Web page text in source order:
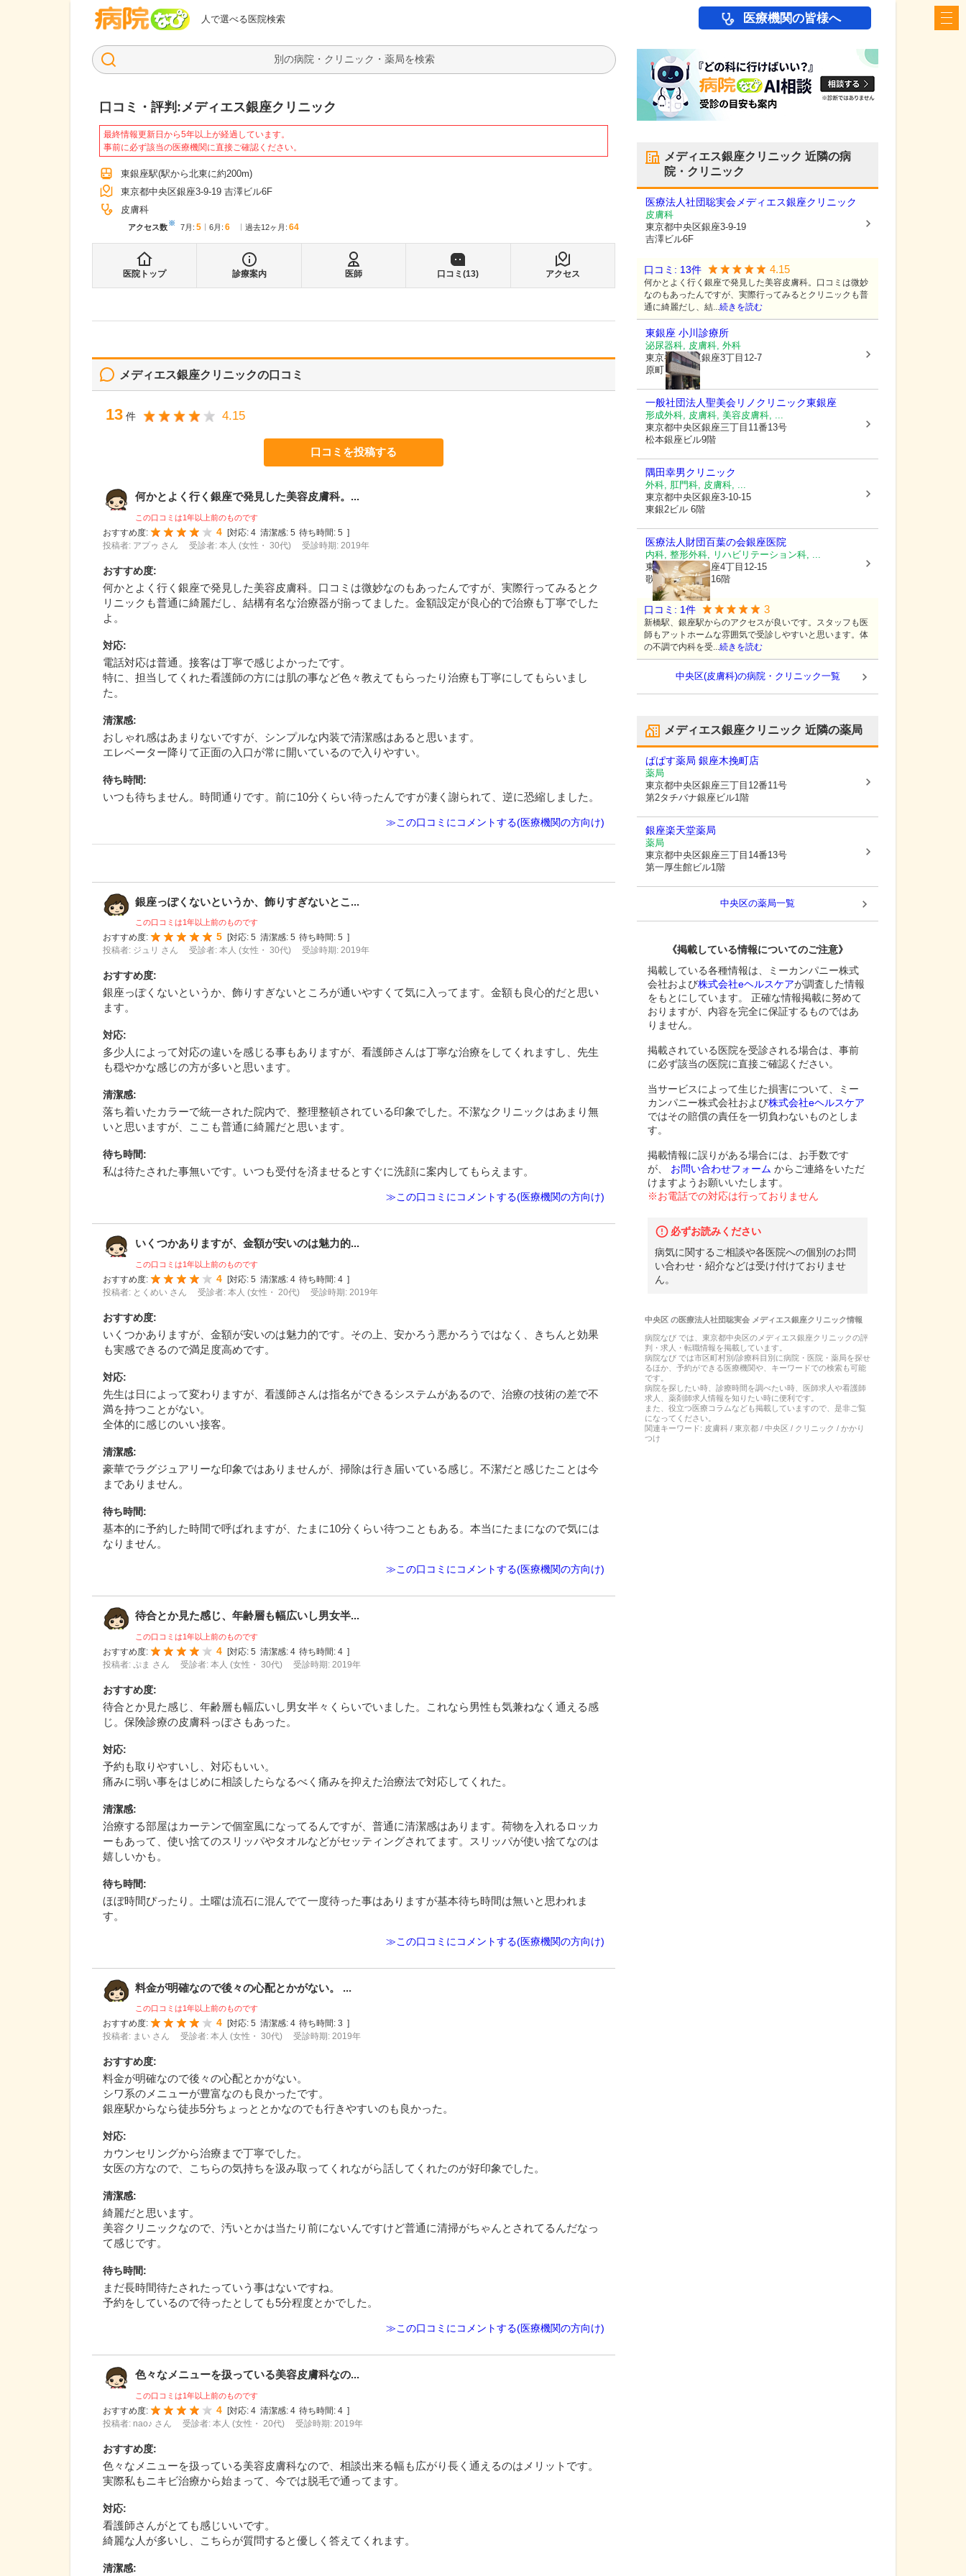
人で選べる医院検索
病院なび 医療機関の皆様へ
検索
口コミ・評判:メディエス銀座クリニック
最終情報更新日から5年以上が経過しています。
事前に必ず該当の医療機関に直接ご確認ください。
東銀座駅(駅から北東に約200m)
東京都中央区銀座3-9-19 吉澤ビル6F
皮膚科
アクセス数※ 7月 : 5 6月 : 6 過去12ヶ月: 64
医院トップ 診療案内 医師 口コミ(13) アクセス
メディエス銀座クリニックの口コミ
13 件 4.15
口コミを投稿する
何かとよく行く銀座で発見した美容皮膚科。...
この口コミは1年以上前のものです
おすすめ度:
4 [対応: 4 清潔感: 5 待ち時間: 5 ]
投稿者: アプゥ さん
受診者: 本人 (女性・ 30代) 受診時期: 2019年
おすすめ度:
何かとよく行く銀座で発見した美容皮膚科。口コミは微妙なのもあったんですが、実際行ってみるとク
リニックも普通に綺麗だし、結構有名な治療器が揃ってました。金額設定が良心的で治療も丁寧でした
よ。
対応:
電話対応は普通。接客は丁寧で感じよかったです。
特に、担当してくれた看護師の方には肌の事など色々教えてもらったり治療も丁寧にしてもらいまし
た。
清潔感:
おしゃれ感はあまりないですが、シンプルな内装で清潔感はあると思います。
エレベーター降りて正面の入口が常に開いているので入りやすい。
待ち時間:
いつも待ちません。時間通りです。前に10分くらい待ったんですが凄く謝られて、逆に恐縮しました。
≫この口コミにコメントする(医療機関の方向け)
銀座っぽくないというか、飾りすぎないとこ...
この口コミは1年以上前のものです
おすすめ度:
5 対応: 5 清潔感: 5 待ち時間: 5
投稿者: ジュリ さん
受診者: 本人 (女性・ 30代) 受診時期: 2019年
おすすめ度:
銀座っぽくないというか、飾りすぎないところが通いやすくて気に入ってます。金額も良心的だと思い
ます。
対応:
多少人によって対応の違いを感じる事もありますが、看護師さんは丁寧な治療をしてくれますし、先生
も穏やかな感じの方が多いと思います。
清潔感:
落ち着いたカラーで統一された院内で、整理整頓されている印象でした。不潔なクリニックはあまり無
いと思いますが、ここも普通に綺麗だと思います。
待ち時間:
私は待たされた事無いです。いつも受付を済ませるとすぐに洗顔に案内してもらえます。
≫この口コミにコメントする(医療機関の方向け)
いくつかありますが、金額が安いのは魅力的...
この口コミは1年以上前のものです
おすすめ度:
4 [対応: 5 清潔感: 4 待ち時間: 4 ]
投稿者: とくめい さん
受診者: 本人 (女性・ 20代) 受診時期: 2019年
おすすめ度:
いくつかありますが、金額が安いのは魅力的です。その上、安かろう悪かろうではなく、きちんと効果
も実感できるので満足度高めです。
対応:
先生は日によって変わりますが、看護師さんは指名ができるシステムがあるので、治療の技術の差で不
満を持つことがない。
全体的に感じのいい接客。
清潔感:
豪華でラグジュアリーな印象ではありませんが、掃除は行き届いている感じ。不潔だと感じたことは今
までありません。
待ち時間:
基本的に予約した時間で呼ばれますが、たまに10分くらい待つこともある。本当にたまになので気には
なりません。
≫この口コミにコメントする(医療機関の方向け)
待合とか見た感じ、年齢層も幅広いし男女半...
この口コミは1年以上前のものです
おすすめ度:
4 [対応: 5 清潔感: 4 待ち時間: 4 ]
投稿者: ぷま さん
受診者: 本人 (女性・ 30代) 受診時期: 2019年
おすすめ度:
待合とか見た感じ、年齢層も幅広いし男女半々くらいでいました。これなら男性も気兼ねなく通える感
じ。保険診療の皮膚科っぽさもあった。
対応:
予約も取りやすいし、対応もいい。
痛みに弱い事をはじめに相談したらなるべく痛みを抑えた治療法で対応してくれた。
清潔感:
治療する部屋はカーテンで個室風になってるんですが、普通に清潔感はあります。荷物を入れるロッカ
ーもあって、使い捨てのスリッパやタオルなどがセッティングされてます。スリッパが使い捨てなのは
嬉しいかも。
待ち時間:
ほぼ時間ぴったり。土曜は流石に混んでて一度待った事はありますが基本待ち時間は無いと思われま
す。
≫この口コミにコメントする(医療機関の方向け)
料金が明確なので後々の心配とかがない。 ...
この口コミは1年以上前のものです
おすすめ度:
4 対応: 5 清潔感: 4 待ち時間: 3
投稿者: まい さん
受診者: 本人 (女性・ 30代) 受診時期: 2019年
おすすめ度:
料金が明確なので後々の心配とかがない。
シワ系のメニューが豊富なのも良かったです。
銀座駅からなら徒歩5分ちょっととかなのでも行きやすいのも良かった。
対応:
カウンセリングから治療まで丁寧でした。
女医の方なので、こちらの気持ちを汲み取ってくれながら話してくれたのが好印象でした。
清潔感:
綺麗だと思います。
美容クリニックなので、汚いとかは当たり前にないんですけど普通に清掃がちゃんとされてるんだなっ
て感じです。
待ち時間:
まだ長時間待たされたっていう事はないですね。
予約をしているので待ったとしても5分程度とかでした。
≫この口コミにコメントする(医療機関の方向け)
色々なメニューを扱っている美容皮膚科なの...
この口コミは1年以上前のものです
おすすめ度:
4 [対応: 4 清潔感: 4 待ち時間: 4 ]
投稿者: nao♪ さん
受診者: 本人 (女性・ 20代) 受診時期: 2019年
おすすめ度:
色々なメニューを扱っている美容皮膚科なので、相談出来る幅も広がり長く通えるのはメリットです。
実際私もニキビ治療から始まって、今では脱毛で通ってます。
対応:
看護師さんがとても感じいいです。
綺麗な人が多いし、こちらが質問すると優しく答えてくれます。
清潔感:
メディエス銀座クリニック 近隣の病
院・クリニック
医療法人社団聡実会メディエス銀座クリニック
皮膚科
東京都中央区銀座3-9-19
吉澤ビル6F
口コミ: 13件 4.15
何かとよく行く銀座で発見した美容皮膚科。口コミは微妙
なのもあったんですが、実際行ってみるとクリニックも普
通に綺麗だし、結...続きを読む
東銀座 小川診療所
泌尿器科, 皮膚科, 外科
東京都中央区銀座3丁目12-7
原町ビル2階
一般社団法人聖美会リノクリニック東銀座
形成外科, 皮膚科, 美容皮膚科, ...
東京都中央区銀座三丁目11番13号
松本銀座ビル9階
隅田幸男クリニック
外科, 肛門科, 皮膚科, ...
東京都中央区銀座3-10-15
東銀2ビル 6階
医療法人財団百葉の会銀座医院
内科, 整形外科, リハビリテーション科, ...
東京都中央区 銀座4丁目12-15
歌舞伎座タワー16階
口コミ: 1件 3
新橋駅、銀座駅からのアクセスが良いです。スタッフも医
師もアットホームな雰囲気で受診しやすいと思います。体
の不調で内科を受...続きを読む
中央区(皮膚科)の病院・クリニック一覧
メディエス銀座クリニック 近隣の薬局
ぱぱす薬局 銀座木挽町店
薬局
東京都中央区銀座三丁目12番11号
第2タチバナ銀座ビル1階
銀座楽天堂薬局
薬局
東京都中央区銀座三丁目14番13号
第一厚生館ビル1階
中央区の薬局一覧
《掲載している情報についてのご注意》
掲載している各種情報は、ミーカンパニー株式
会社および株式会社eヘルスケアが調査した情報
をもとにしています。 正確な情報掲載に努めて
おりますが、内容を完全に保証するものではあ
りません。
掲載されている医院を受診される場合は、事前
に必ず該当の医院に直接ご確認ください。
当サービスによって生じた損害について、ミー
カンパニー株式会社および株式会社eヘルスケア
ではその賠償の責任を一切負わないものとしま
す。
掲載情報に誤りがある場合には、お手数です
が、
お問い合わせフォーム からご連絡をいただ
けますようお願いいたします。
※お電話での対応は行っておりません
必ずお読みください
病気に関するご相談や各医院への個別のお問
い合わせ・紹介などは受け付けておりませ
ん。
中央区の医療法人社団聡実会 メディエス銀座クリニック情報
病院なび では、 東京都中央区のメディエス銀座クリニックの評
判・求人・転職情報を掲載しています。
病院なび では市区町村別/診療科目別に病院・医院・薬局を探せ
るほか、予約ができる医療機関や、キーワードでの検索も可能
です。
病院を探したい時、診療時間を調べたい時、医師求人や看護師
求人、薬剤師求人情報を知りたい時に便利です。
また、役立つ医療コラムなども掲載していますので、是非ご覧
になってください。
関連キーワード: 皮膚科 / 東京都 / 中央区 / クリニック / かかり
つけ